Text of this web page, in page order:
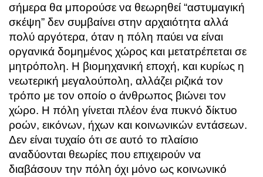
σήμερα θα μπορούσε να θεωρηθεί “αστυμαγική
σκέψη” δεν συμβαίνει στην αρχαιότητα αλλά
πολύ αργότερα, όταν η πόλη παύει να είναι
οργανικά δομημένος χώρος και μετατρέπεται σε
μητρόπολη. Η βιομηχανική εποχή, και κυρίως η
νεωτερική μεγαλούπολη, αλλάζει ριζικά τον
τρόπο με τον οποίο ο άνθρωπος βιώνει τον
χώρο. Η πόλη γίνεται πλέον ένα πυκνό δίκτυο
ροών, εικόνων, ήχων και κοινωνικών εντάσεων.
Δεν είναι τυχαίο ότι σε αυτό το πλαίσιο
αναδύονται θεωρίες που επιχειρούν να
διαβάσουν την πόλη όχι μόνο ως κοινωνικό